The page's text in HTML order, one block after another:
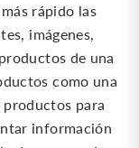
rápido las
imágenes,
de una
como una
para
información